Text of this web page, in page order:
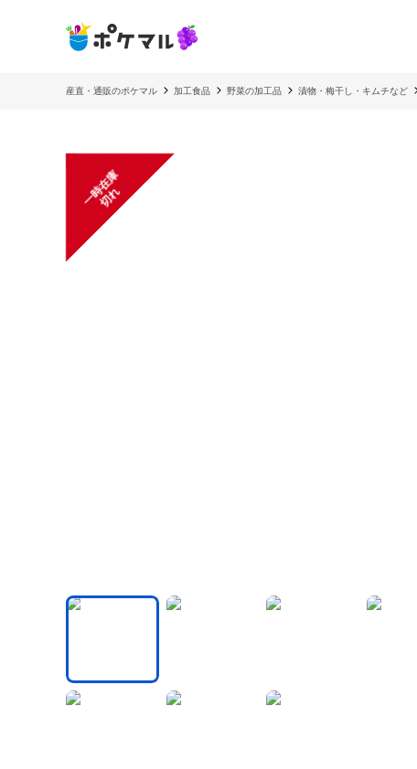
産直・通販のポケマル 加工食品 野菜の加工品 漬物・梅干し・キムチなど
一
時
在
庫
切
れ